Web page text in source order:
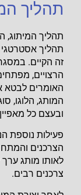
תהליך
תהליך אסטרטגי
זה הקיים.
הרצויים, מפתחים
האומרים לבטא
המותג, הלוגו,
ובעצם כל
פעילות נוספת
הצרכנים
לאותו מותג ערך
צרכנים רבים.